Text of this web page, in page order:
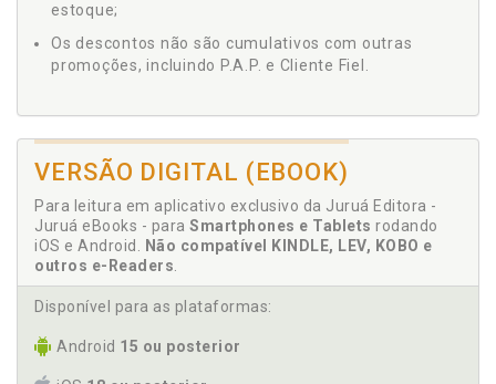
estoque;
Os descontos não são cumulativos com outras
promoções, incluindo P.A.P. e Cliente Fiel.
VERSÃO DIGITAL (EBOOK)
Para leitura em aplicativo exclusivo da Juruá Editora -
Juruá eBooks - para Smartphones e Tablets rodando
iOS e Android.
Não compatível KINDLE, LEV, KOBO e
outros e-Readers
Disponível para as plataformas:
Android 15 ou posterior